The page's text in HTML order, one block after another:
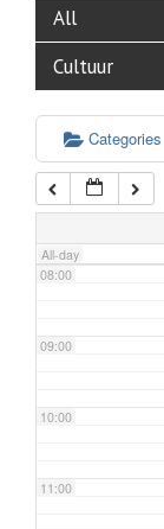
All
Cultuur
Categories
All-day
05:00
06:00
07:00
08:00
09:00
10:00
11:00